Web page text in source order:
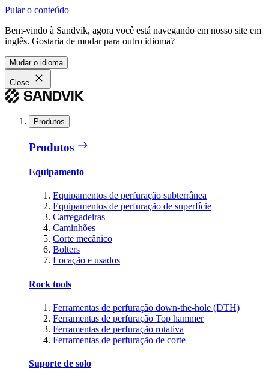
Pular o conteúdo
Bem-vindo à Sandvik, agora você está navegando em nosso site em
inglês. Gostaria de mudar para outro idioma?
Mudar o idioma
Close
Produtos
Produtos
Equipamento
Equipamentos de perfuração subterrânea
Equipamentos de perfuração de superfície
Carregadeiras
Caminhões
Corte mecânico
Bolters
Locação e usados
Rock tools
Ferramentas de perfuração down-the-hole (DTH)
Ferramentas de perfuração Top hammer
Ferramentas de perfuração rotativa
Ferramentas de perfuração de corte
Suporte de solo